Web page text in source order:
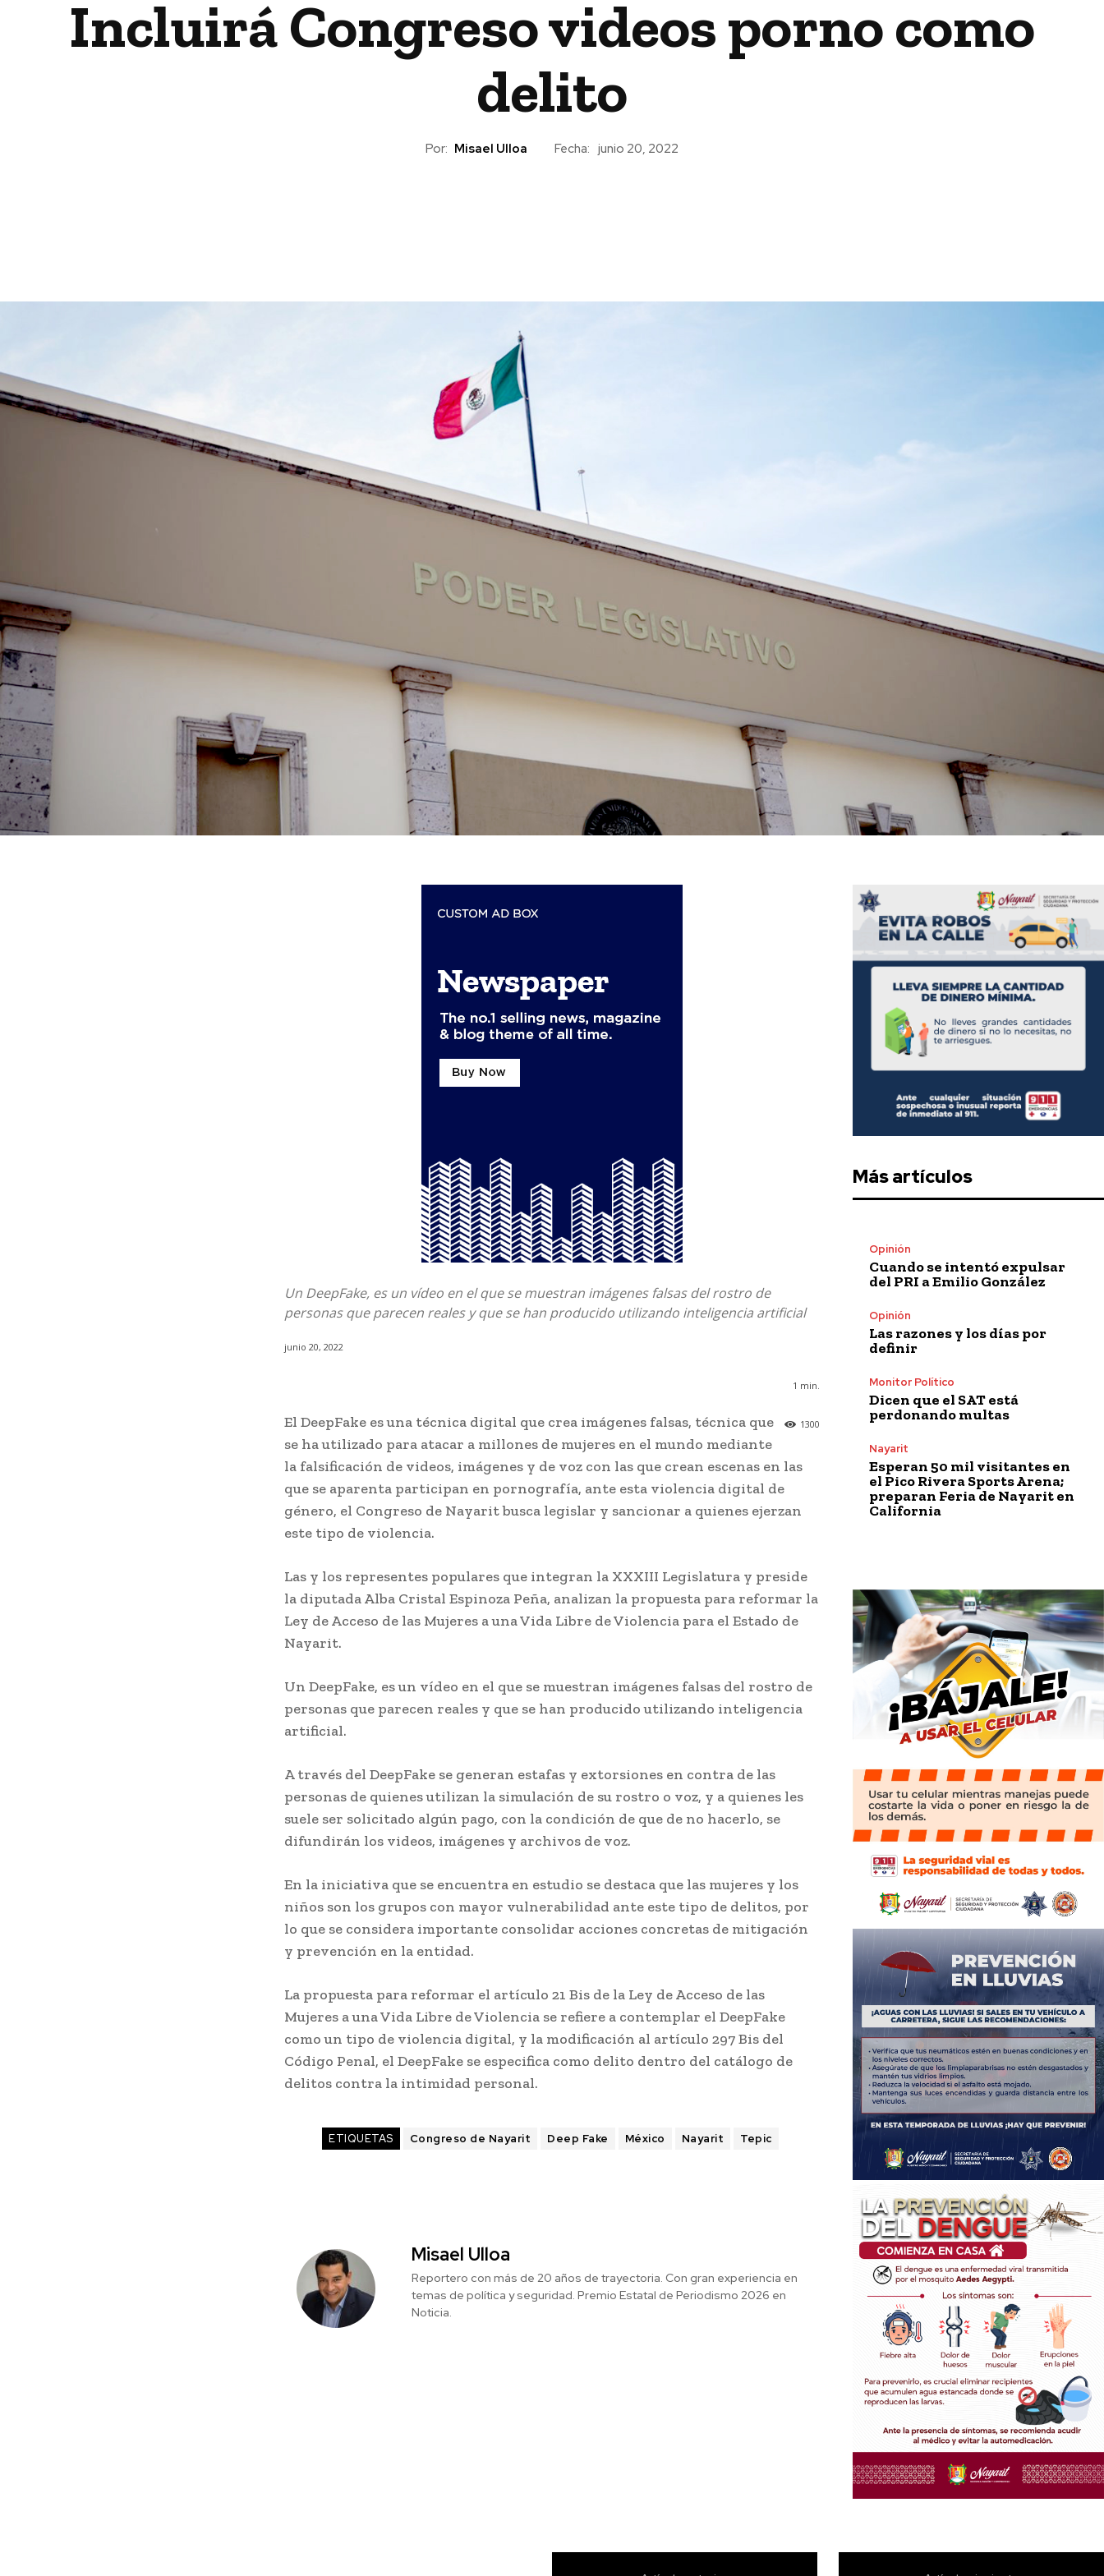
Incluirá Congreso videos porno como
delito
Por: Misael Ulloa Fecha: junio 20, 2022
Un DeepFake, es un vídeo en el que se muestran imágenes falsas del rostro de
personas que parecen reales y que se han producido utilizando inteligencia artificial
junio 20, 2022
1 min.
1300
El DeepFake es una técnica digital que crea imágenes falsas, técnica que
se ha utilizado para atacar a millones de mujeres en el mundo mediante
la falsificación de videos, imágenes y de voz con las que crean escenas en las
que se aparenta participan en pornografía, ante esta violencia digital de
género, el Congreso de Nayarit busca legislar y sancionar a quienes ejerzan
este tipo de violencia.
Las y los representes populares que integran la XXXIII Legislatura y preside
la diputada Alba Cristal Espinoza Peña, analizan la propuesta para reformar la
Ley de Acceso de las Mujeres a una Vida Libre de Violencia para el Estado de
Nayarit.
Un DeepFake, es un vídeo en el que se muestran imágenes falsas del rostro de
personas que parecen reales y que se han producido utilizando inteligencia
artificial.
A través del DeepFake se generan estafas y extorsiones en contra de las
personas de quienes utilizan la simulación de su rostro o voz, y a quienes les
suele ser solicitado algún pago, con la condición de que de no hacerlo, se
difundirán los videos, imágenes y archivos de voz.
En la iniciativa que se encuentra en estudio se destaca que las mujeres y los
niños son los grupos con mayor vulnerabilidad ante este tipo de delitos, por
lo que se considera importante consolidar acciones concretas de mitigación
y prevención en la entidad.
La propuesta para reformar el artículo 21 Bis de la Ley de Acceso de las
Mujeres a una Vida Libre de Violencia se refiere a contemplar el DeepFake
como un tipo de violencia digital, y la modificación al artículo 297 Bis del
Código Penal, el DeepFake se especifica como delito dentro del catálogo de
delitos contra la intimidad personal.
ETIQUETAS Congreso de Nayarit Deep Fake México Nayarit Tepic
Misael Ulloa
Reportero con más de 20 años de trayectoria. Con gran experiencia en
temas de política y seguridad. Premio Estatal de Periodismo 2026 en
Noticia.
Más artículos
Opinión
Cuando se intentó expulsar
del PRI a Emilio González
Opinión
Las razones y los días por
definir
Monitor Político
Dicen que el SAT está
perdonando multas
Nayarit
Esperan 50 mil visitantes en
el Pico Rivera Sports Arena;
preparan Feria de Nayarit en
California